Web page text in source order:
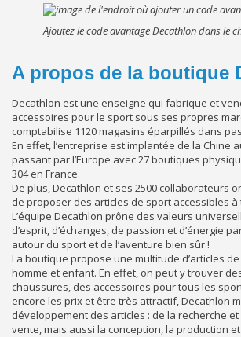
Ajoutez le code avantage Decathlon dans le
A propos de la boutique
Decathlon est une enseigne qui fabrique et
accessoires pour le sport sous ses propres
comptabilise 1120 magasins éparpillés dans
En effet, l’entreprise est implantée de la Chine
passant par l’Europe avec 27 boutiques
304 en France.
De plus, Decathlon et ses 2500 collaborateurs
de proposer des articles de sport accessibles
L’équipe Decathlon prône des valeurs
d’esprit, d’échanges, de passion et d’énergie
autour du sport et de l’aventure bien sûr !
La boutique propose une multitude d’articles
homme et enfant. En effet, on peut y trouver
chaussures, des accessoires pour tous les
encore les prix et être très attractif, Decathlon
développement des articles : de la recherche
vente, mais aussi la conception, la production